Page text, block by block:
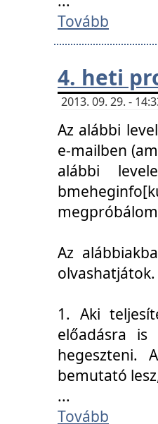
Tovább
4. heti
2013. 09. 29. -
Az alábbi
e-mailben
alábbi
Az
olvashatjátok.
1. Aki
előadásra
hegeszteni.
bemutató
...
Tovább